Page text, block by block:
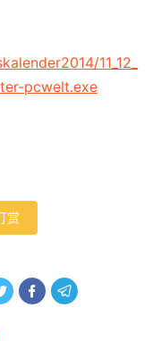
11_12_
pcwelt.exe
赏
 